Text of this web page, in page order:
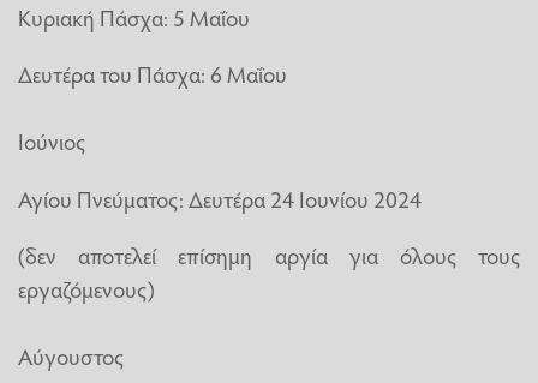
Κυριακή Πάσχα: 5 Μαΐου
Δευτέρα του Πάσχα: 6 Μαΐου
Ιούνιος
Αγίου Πνεύματος: Δευτέρα 24 Ιουνίου 2024
(δεν αποτελεί επίσημη αργία για όλους τους
εργαζόμενους)
Αύγουστος